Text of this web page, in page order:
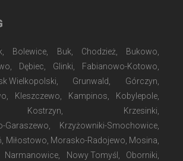
Bolewice Buk Chodzież
Bukowo
Dębiec Glinki
Fabianowo-Kotowo
Wielkopolski Grunwald
Górczyn
Kleszczewo Kampinos
Kobylepole
Kostrzyn
Krzesinki
Garaszewo
Krzyżowniki-Smochowice
Miłostowo Morasko-Radojewo Mosina
Narmanowice Nowy Tomyśl
Oborniki